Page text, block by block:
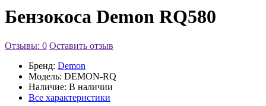
Бензокоса Demon RQ580
Отзывы: 0 Оставить отзыв
Бренд: Demon
Модель: DEMON-RQ
Наличие: В наличии
Все характеристики